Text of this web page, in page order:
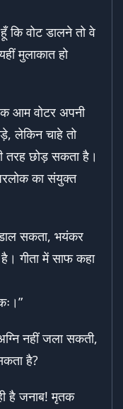
कि वोट डालने तो वे
मुलाकात हो
आम वोटर अपनी
लेकिन चाहे तो
तरह छोड़ सकता है।
का संयुक्त
सकता, भयंकर
गीता में साफ कहा
नहीं जला सकती,
है?
है जनाब! मृतक